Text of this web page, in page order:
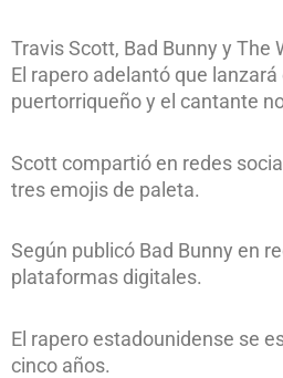
Travis Scott, Bad Bunny y
El rapero adelantó que
puertorriqueño y el cantante
Scott compartió en redes
tres emojis de paleta.
Según publicó Bad Bunny en
plataformas digitales.
El rapero estadounidense se
cinco años.